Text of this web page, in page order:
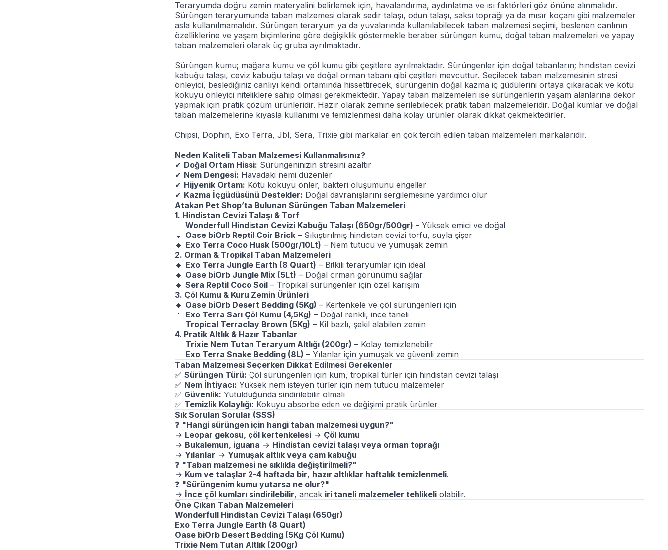
Teraryumda doğru zemin materyalini belirlemek için, havalandırma, aydınlatma ve ısı faktörleri göz önüne alınmalıdır.
Sürüngen teraryumunda taban malzemesi olarak sedir talaşı, odun talaşı, saksı toprağı ya da mısır koçanı gibi malzemeler
asla kullanılmamalıdır. Sürüngen teraryum ya da yuvalarında kullanılabilecek taban malzemesi seçimi, beslenen canlının
özelliklerine ve yaşam biçimlerine göre değişiklik göstermekle beraber sürüngen kumu, doğal taban malzemeleri ve yapay
taban malzemeleri olarak üç gruba ayrılmaktadır.
Sürüngen kumu; mağara kumu ve çöl kumu gibi çeşitlere ayrılmaktadır. Sürüngenler için doğal tabanların; hindistan cevizi
kabuğu talaşı, ceviz kabuğu talaşı ve doğal orman tabanı gibi çeşitleri mevcuttur. Seçilecek taban malzemesinin stresi
önleyici, beslediğiniz canlıyı kendi ortamında hissettirecek, sürüngenin doğal kazma iç güdülerini ortaya çıkaracak ve kötü
kokuyu önleyici niteliklere sahip olması gerekmektedir. Yapay taban malzemeleri ise sürüngenlerin yaşam alanlarına dekor
yapmak için pratik çözüm ürünleridir. Hazır olarak zemine serilebilecek pratik taban malzemeleridir. Doğal kumlar ve doğal
taban malzemelerine kıyasla kullanımı ve temizlenmesi daha kolay ürünler olarak dikkat çekmektedirler.
Chipsi, Dophin, Exo Terra, Jbl, Sera, Trixie gibi markalar en çok tercih edilen taban malzemeleri markalarıdır.
Neden Kaliteli Taban Malzemesi Kullanmalısınız?
✔ Doğal Ortam Hissi: Sürüngeninizin stresini azaltır
✔ Nem Dengesi: Havadaki nemi düzenler
✔ Hijyenik Ortam: Kötü kokuyu önler, bakteri oluşumunu engeller
✔ Kazma İçgüdüsünü Destekler: Doğal davranışlarını sergilemesine yardımcı olur
Atakan Pet Shop’ta Bulunan Sürüngen Taban Malzemeleri
1. Hindistan Cevizi Talaşı & Torf
🔹 Wonderfull Hindistan Cevizi Kabuğu Talaşı (650gr/500gr) – Yüksek emici ve doğal
🔹 Oase biOrb Reptil Coir Brick – Sıkıştırılmış hindistan cevizi torfu, suyla şişer
🔹 Exo Terra Coco Husk (500gr/10Lt) – Nem tutucu ve yumuşak zemin
2. Orman & Tropikal Taban Malzemeleri
🔹 Exo Terra Jungle Earth (8 Quart) – Bitkili teraryumlar için ideal
🔹 Oase biOrb Jungle Mix (5Lt) – Doğal orman görünümü sağlar
🔹 Sera Reptil Coco Soil – Tropikal sürüngenler için özel karışım
3. Çöl Kumu & Kuru Zemin Ürünleri
🔹 Oase biOrb Desert Bedding (5Kg) – Kertenkele ve çöl sürüngenleri için
🔹 Exo Terra Sarı Çöl Kumu (4,5Kg) – Doğal renkli, ince taneli
🔹 Tropical Terraclay Brown (5Kg) – Kil bazlı, şekil alabilen zemin
4. Pratik Altlık & Hazır Tabanlar
🔹 Trixie Nem Tutan Teraryum Altlığı (200gr) – Kolay temizlenebilir
🔹 Exo Terra Snake Bedding (8L) – Yılanlar için yumuşak ve güvenli zemin
Taban Malzemesi Seçerken Dikkat Edilmesi Gerekenler
✅ Sürüngen Türü: Çöl sürüngenleri için kum, tropikal türler için hindistan cevizi talaşı
✅ Nem İhtiyacı: Yüksek nem isteyen türler için nem tutucu malzemeler
✅ Güvenlik: Yutulduğunda sindirilebilir olmalı
✅ Temizlik Kolaylığı: Kokuyu absorbe eden ve değişimi pratik ürünler
Sık Sorulan Sorular (SSS)
❓ "Hangi sürüngen için hangi taban malzemesi uygun?"
→ Leopar gekosu, çöl kertenkelesi → Çöl kumu
→ Bukalemun, iguana → Hindistan cevizi talaşı veya orman toprağı
→ Yılanlar → Yumuşak altlık veya çam kabuğu
❓ "Taban malzemesi ne sıklıkla değiştirilmeli?"
→ Kum ve talaşlar 2-4 haftada bir, hazır altlıklar haftalık temizlenmeli.
❓ "Sürüngenim kumu yutarsa ne olur?"
→ İnce çöl kumları sindirilebilir, ancak iri taneli malzemeler tehlikeli olabilir.
Öne Çıkan Taban Malzemeleri
Wonderfull Hindistan Cevizi Talaşı (650gr)
Exo Terra Jungle Earth (8 Quart)
Oase biOrb Desert Bedding (5Kg Çöl Kumu)
Trixie Nem Tutan Altlık (200gr)